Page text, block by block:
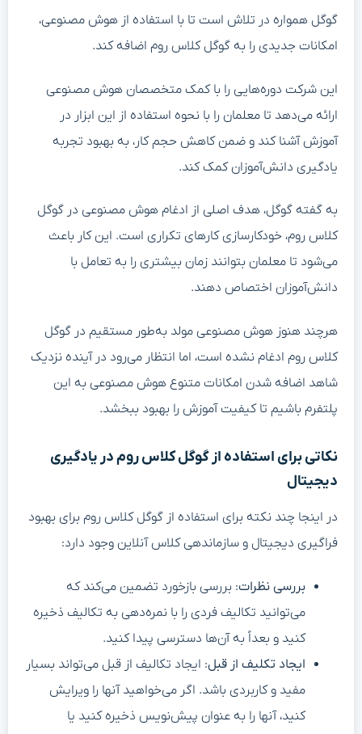
گوگل همواره در تلاش است تا با استفاده از هوش مصنوعی،
امکانات جدیدی را به گوگل کلاس روم اضافه کند.
این شرکت دوره‌هایی را با کمک متخصصان هوش مصنوعی
ارائه می‌دهد تا معلمان را با نحوه استفاده از این ابزار در
آموزش آشنا کند و ضمن کاهش حجم کار، به بهبود تجربه
یادگیری دانش‌آموزان کمک کند.
به گفته گوگل، هدف اصلی از ادغام هوش مصنوعی در گوگل
کلاس روم، خودکارسازی کارهای تکراری است. این کار باعث
می‌شود تا معلمان بتوانند زمان بیشتری را به تعامل با
دانش‌آموزان اختصاص دهند.
هرچند هنوز هوش مصنوعی مولد به‌طور مستقیم در گوگل
کلاس روم ادغام نشده است، اما انتظار می‌رود در آینده نزدیک
شاهد اضافه شدن امکانات متنوع هوش مصنوعی به این
پلتفرم باشیم تا کیفیت آموزش را بهبود ببخشد.
نکاتی برای استفاده از گوگل کلاس روم در یادگیری
دیجیتال
در اینجا چند نکته برای استفاده از گوگل کلاس روم برای بهبود
فراگیری دیجیتال و سازماندهی کلاس آنلاین وجود دارد:
بررسی نظرات: بررسی بازخورد تضمین می‌کند که
می‌توانید تکالیف فردی را با نمره‌دهی به تکالیف ذخیره
کنید و بعداً به آن‌ها دسترسی پیدا کنید.
ایجاد تکلیف از قبل: ایجاد تکالیف از قبل می‌تواند بسیار
مفید و کاربردی باشد. اگر می‌خواهید آنها را ویرایش
کنید، آنها را به عنوان پیش‌نویس ذخیره کنید یا